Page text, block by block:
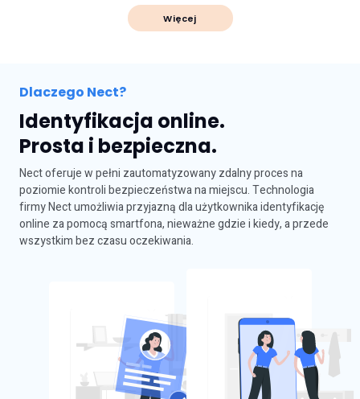
Więcej
Dlaczego Nect?
Identyfikacja online.
Prosta i bezpieczna.
Nect oferuje w pełni zautomatyzowany zdalny proces na
poziomie kontroli bezpieczeństwa na miejscu. Technologia
firmy Nect umożliwia przyjazną dla użytkownika identyfikację
online za pomocą smartfona, nieważne gdzie i kiedy, a przede
wszystkim bez czasu oczekiwania.